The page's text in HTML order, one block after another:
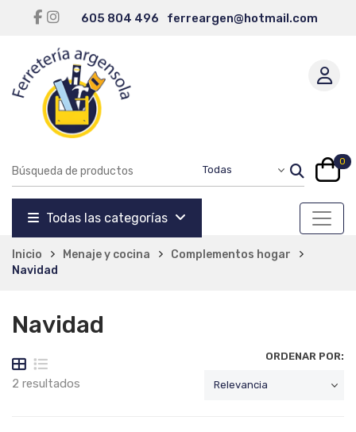
605 804 496 ferreargen@hotmail.com
0
Todas las categorías
Inicio Menaje y cocina
Complementos hogar
Navidad
Navidad
2 resultados
ORDENAR POR: